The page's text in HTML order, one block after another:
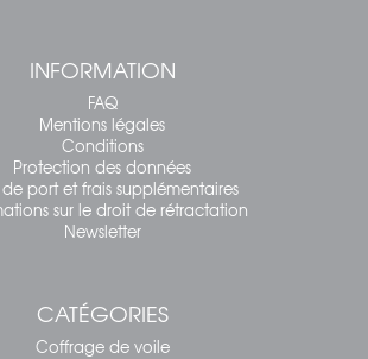
INFORMATION
FAQ
Mentions légales
Conditions
Protection des données
de port et frais supplémentaires
sur le droit de rétractation
Newsletter
CATÉGORIES
Coffrage de voile